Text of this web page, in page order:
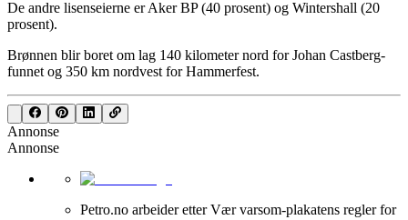
De andre lisenseierne er Aker BP (40 prosent) og Wintershall (20
prosent).
Brønnen blir boret om lag 140 kilometer nord for Johan Castberg-
funnet og 350 km nordvest for Hammerfest.
Annonse
Annonse
Petro.no arbeider etter Vær varsom-plakatens regler for